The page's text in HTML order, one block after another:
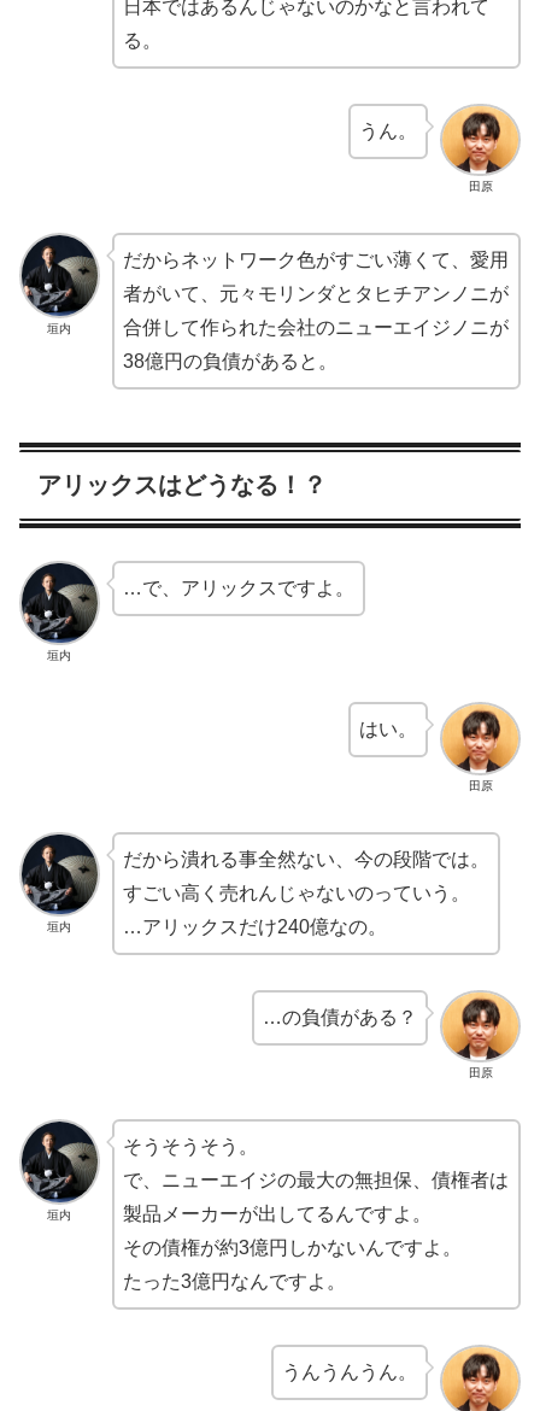
日本ではあるんじゃないのかなと言われて
る。
田原
うん。
垣内
だからネットワーク色がすごい薄くて、愛用
者がいて、元々モリンダとタヒチアンノニが
合併して作られた会社のニューエイジノニが
38億円の負債があると。
アリックスはどうなる！？
垣内
…で、アリックスですよ。
田原
はい。
垣内
だから潰れる事全然ない、今の段階では。
すごい高く売れんじゃないのっていう。
…アリックスだけ240億なの。
田原
…の負債がある？
垣内
そうそうそう。
で、ニューエイジの最大の無担保、債権者は
製品メーカーが出してるんですよ。
その債権が約3億円しかないんですよ。
たった3億円なんですよ。
うんうんうん。